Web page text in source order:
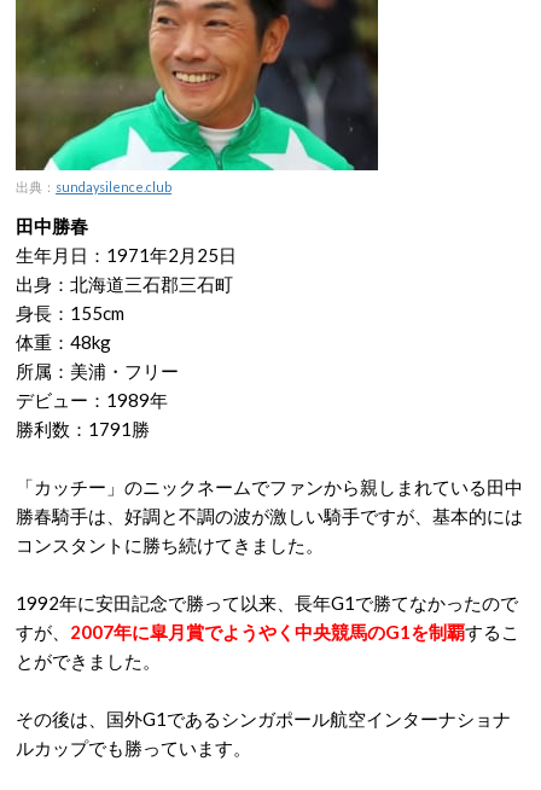
出典： sundaysilence.club
田中勝春
生年月日：1971年2月25日
出身：北海道三石郡三石町
身長：155cm
体重：48kg
所属：美浦・フリー
デビュー：1989年
勝利数：1791勝
「カッチー」のニックネームでファンから親しまれている田中
勝春騎手は、好調と不調の波が激しい騎手ですが、基本的には
コンスタントに勝ち続けてきました。
1992年に安田記念で勝って以来、長年G1で勝てなかったので
すが、 2007年に皐月賞でようやく中央競馬のG1を制覇するこ
とができました。
その後は、国外G1であるシンガポール航空インターナショナ
ルカップでも勝っています。